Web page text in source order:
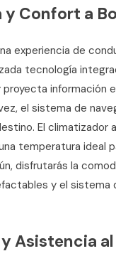
y Confort a
experiencia de
tecnología
información
el sistema de
El climatizador
temperatura ideal
disfrutarás la
y el sistema
Asistencia